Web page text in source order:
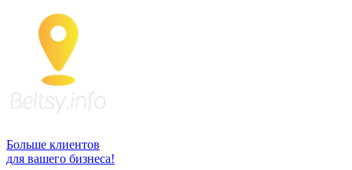
Больше клиентов
для вашего бизнеса!